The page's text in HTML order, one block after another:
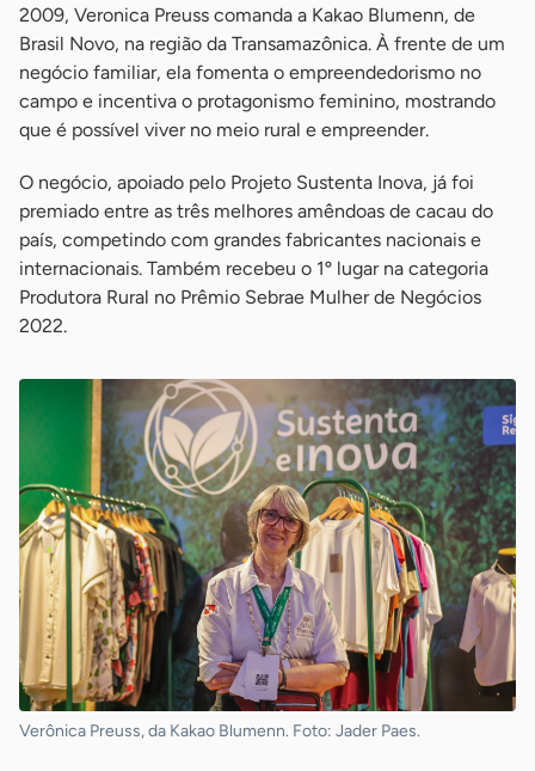
2009, Veronica Preuss comanda a Kakao Blumenn, de
Brasil Novo, na região da Transamazônica. À frente de um
negócio familiar, ela fomenta o empreendedorismo no
campo e incentiva o protagonismo feminino, mostrando
que é possível viver no meio rural e empreender.
O negócio, apoiado pelo Projeto Sustenta Inova, já foi
premiado entre as três melhores amêndoas de cacau do
país, competindo com grandes fabricantes nacionais e
internacionais. Também recebeu o 1º lugar na categoria
Produtora Rural no Prêmio Sebrae Mulher de Negócios
2022.
Verônica Preuss, da Kakao Blumenn. Foto: Jader Paes.